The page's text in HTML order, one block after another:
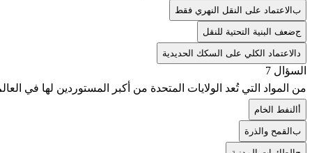
ب الاعتماد على النقل النهري فقط
جضعف البنية التحتية للنقل
د الاعتماد الكلي على السكك الحديدية
السؤال 7
من المواد التي تُعد الولايات المتحدة من أكبر المستوردين لها في
أ النفط الخام
ب القمح والذرة